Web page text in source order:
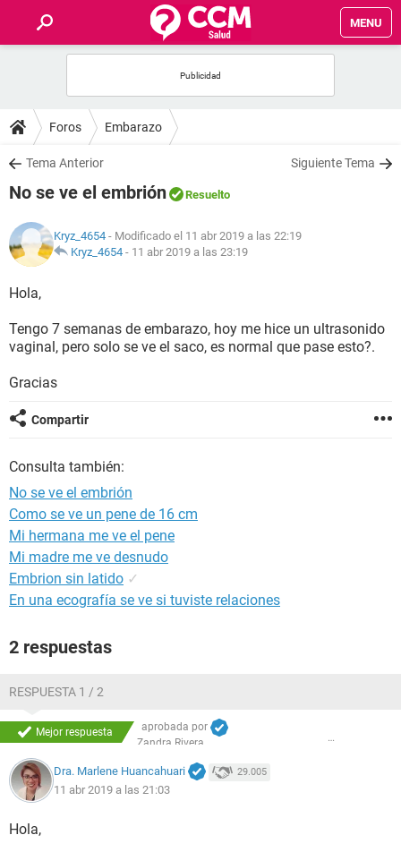
MENU
FOROS
SALUD
NUTRICIÓN
BIENESTAR
SEXUALIDAD
GLOSARIO
Foros Embarazo
Tema Anterior Siguiente Tema
No se ve el embrión Resuelto
Kryz_4654 - Modificado el 11 abr 2019 a las 22:19
Kryz_4654 - 11 abr 2019 a las 23:19
Hola,
Tengo 7 semanas de embarazo, hoy me hice un ultrasonido
vaginal, pero solo se ve el saco, es normal que pase esto?.
Gracias
Compartir
Consulta también:
No se ve el embrión
Como se ve un pene de 16 cm
Mi hermana me ve el pene
Mi madre me ve desnudo
Embrion sin latido ✓
En una ecografía se ve si tuviste relaciones
2 respuestas
RESPUESTA 1 / 2
Mejor respuesta
aprobada por
Zandra Rivera
Dra. Marlene Huancahuari 29.005
11 abr 2019 a las 21:03
Hola,